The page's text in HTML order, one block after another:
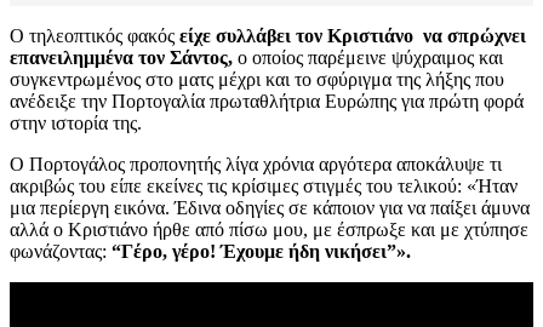
Ο τηλεοπτικός φακός είχε συλλάβει τον Κριστιάνο να σπρώχνει
επανειλημμένα τον Σάντος, ο οποίος παρέμεινε ψύχραιμος και
συγκεντρωμένος στο ματς μέχρι και το σφύριγμα της λήξης που
ανέδειξε την Πορτογαλία πρωταθλήτρια Ευρώπης για πρώτη φορά
στην ιστορία της.
Ο Πορτογάλος προπονητής λίγα χρόνια αργότερα αποκάλυψε τι
ακριβώς του είπε εκείνες τις κρίσιμες στιγμές του τελικού: «Ήταν
μια περίεργη εικόνα. Έδινα οδηγίες σε κάποιον για να παίξει άμυνα
αλλά ο Κριστιάνο ήρθε από πίσω μου, με έσπρωξε και με χτύπησε
φωνάζοντας: “Γέρο, γέρο! Έχουμε ήδη νικήσει”».